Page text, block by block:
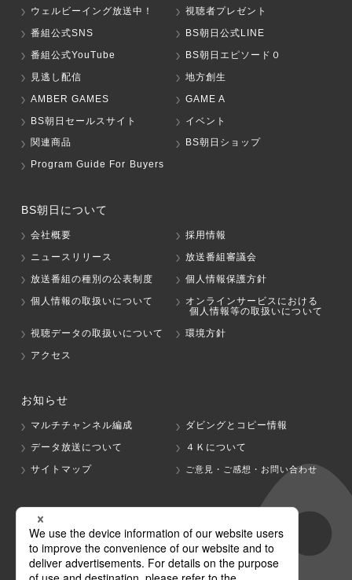
ウェルビーイング放送中！
視聴者プレゼント
番組公式SNS
BS朝日公式LINE
番組公式YouTube
BS朝日エピソード０
見逃し配信
地方創生
AMBER GAMES
GAME A
BS朝日セールスサイト
イベント
関連商品
BS朝日ショップ
Program Guide For Buyers
BS朝日について
会社概要
採用情報
ニュースリリース
放送番組審議会
放送番組の種別の公表制度
個人情報保護方針
個人情報の取扱いについて
オンラインサービスにおける
個人情報等の取扱いについて
視聴データの取扱いについて
環境方針
アクセス
お知らせ
マルチチャンネル編成
ダビングとコピー情報
データ放送について
４Ｋについて
サイトマップ
ご意見・ご感想・お問い合わせ
グループ会社
テレビ朝日 テレ朝チャンネル